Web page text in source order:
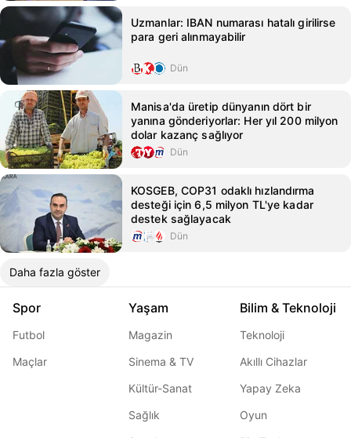
Uzmanlar: IBAN numarası hatalı girilirse
para geri alınmayabilir
Dün
Manisa'da üretip dünyanın dört bir
yanına gönderiyorlar: Her yıl 200 milyon
dolar kazanç sağlıyor
Dün
KOSGEB, COP31 odaklı hızlandırma
desteği için 6,5 milyon TL'ye kadar
destek sağlayacak
Dün
Daha fazla göster
Spor
Futbol
Maçlar
Yaşam
Magazin
Sinema & TV
Kültür-Sanat
Sağlık
Bilim & Teknoloji
Teknoloji
Akıllı Cihazlar
Yapay Zeka
Oyun